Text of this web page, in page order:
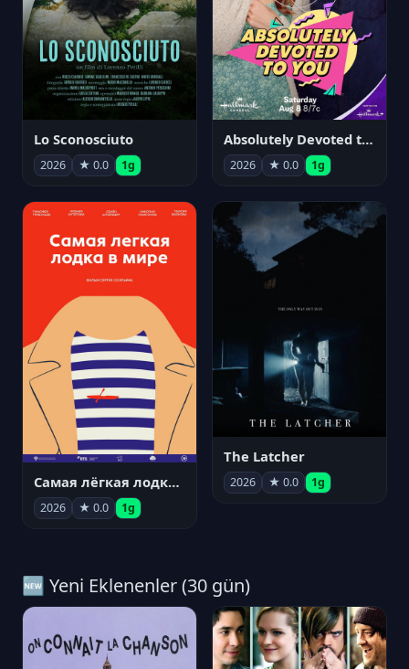
Lo Sconosciuto
2026 ★ 0.0 1g
Absolutely Devoted to You
2026 ★ 0.0 1g
Самая лёгкая лодка в мире
2026 ★ 0.0 1g
The Latcher
2026 ★ 0.0 1g
🆕 Yeni Eklenenler (30 gün)